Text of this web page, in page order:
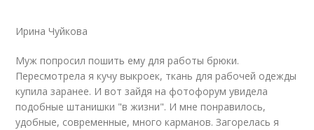
Ирина Чуйкова
Муж попросил пошить ему для работы брюки.
Пересмотрела я кучу выкроек, ткань для рабочей одежды
купила заранее. И вот зайдя на фотофорум увидела
подобные штанишки "в жизни". И мне понравилось,
удобные, современные, много карманов. Загорелась я